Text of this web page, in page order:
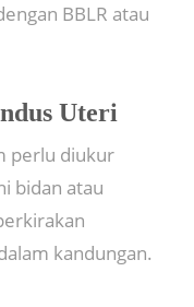
BBLR atau
Uteri
perlu diukur
bidan atau
kandungan.